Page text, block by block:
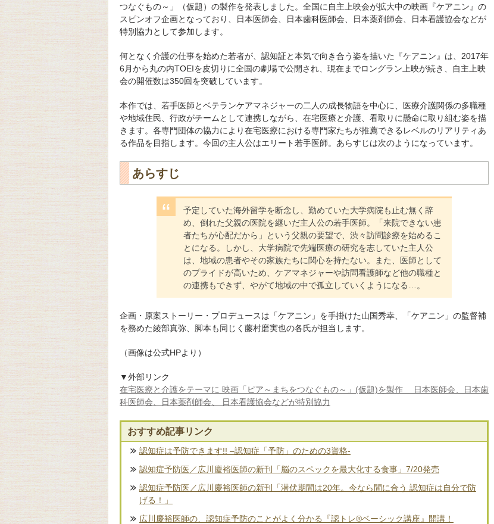
つなぐもの～」（仮題）の製作を発表しました。全国に自主上映会が拡大中の映画『ケアニン』の
スピンオフ企画となっており、日本医師会、日本歯科医師会、日本薬剤師会、日本看護協会などが
特別協力として参加します。
何となく介護の仕事を始めた若者が、認知証と本気で向き合う姿を描いた『ケアニン』は、2017年
6月から丸の内TOEIを皮切りに全国の劇場で公開され、現在までロングラン上映が続き、自主上映
会の開催数は350回を突破しています。
本作では、若手医師とベテランケアマネジャーの二人の成長物語を中心に、医療介護関係の多職種
や地域住民、行政がチームとして連携しながら、在宅医療と介護、看取りに懸命に取り組む姿を描
きます。各専門団体の協力により在宅医療における専門家たちが推薦できるレベルのリアリティあ
る作品を目指します。今回の主人公はエリート若手医師。あらすじは次のようになっています。
あらすじ
予定していた海外留学を断念し、勤めていた大学病院も止む無く辞
め、倒れた父親の医院を継いだ主人公の若手医師。「来院できない患
者たちが心配だから」という父親の要望で、渋々訪問診療を始めるこ
とになる。しかし、大学病院で先端医療の研究を志していた主人公
は、地域の患者やその家族たちに関心を持たない。また、医師として
のプライドが高いため、ケアマネジャーや訪問看護師など他の職種と
の連携もできず、やがて地域の中で孤立していくようになる…。
企画・原案ストーリー・プロデュースは「ケアニン」を手掛けた山国秀幸、「ケアニン」の監督補
を務めた綾部真弥、脚本も同じく藤村磨実也の各氏が担当します。
（画像は公式HPより）
▼外部リンク
在宅医療と介護をテーマに 映画「ピア～まちをつなぐもの～」(仮題)を製作 日本医師会、日本歯
科医師会、日本薬剤師会、 日本看護協会などが特別協力
おすすめ記事リンク
認知症は予防できます!! –認知症「予防」のための3資格-
認知症予防医／広川慶裕医師の新刊「脳のスペックを最大化する食事」7/20発売
認知症予防医／広川慶裕医師の新刊「潜伏期間は20年。今なら間に合う 認知症は自分で防
げる！」
広川慶裕医師の、認知症予防のことがよく分かる『認トレ®️ベーシック講座』開講！